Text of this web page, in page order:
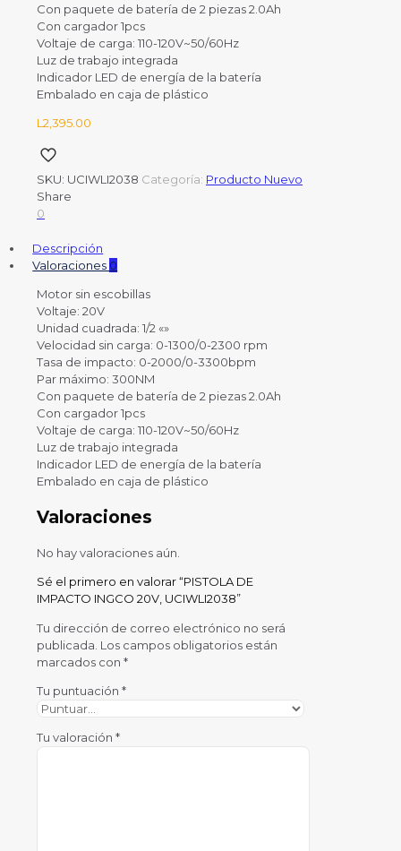
Con paquete de batería de 2 piezas 2.0Ah
Con cargador 1pcs
Voltaje de carga: 110-120V~50/60Hz
Luz de trabajo integrada
Indicador LED de energía de la batería
Embalado en caja de plástico
L 2,395.00
SKU: UCIWLI2038 Categoría: Producto Nuevo
Share
0
Descripción
Valoraciones 0
Motor sin escobillas
Voltaje: 20V
Unidad cuadrada: 1/2 «»
Velocidad sin carga: 0-1300/0-2300 rpm
Tasa de impacto: 0-2000/0-3300bpm
Par máximo: 300NM
Con paquete de batería de 2 piezas 2.0Ah
Con cargador 1pcs
Voltaje de carga: 110-120V~50/60Hz
Luz de trabajo integrada
Indicador LED de energía de la batería
Embalado en caja de plástico
Valoraciones
No hay valoraciones aún.
Sé el primero en valorar “PISTOLA DE
IMPACTO INGCO 20V, UCIWLI2038”
Tu dirección de correo electrónico no será
publicada. Los campos obligatorios están
marcados con *
Tu puntuación *
Tu valoración *